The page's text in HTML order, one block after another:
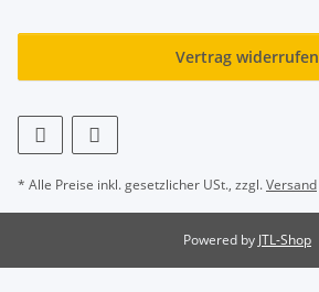
Vertrag widerrufen
* Alle Preise inkl. gesetzlicher USt., zzgl.Versand
Powered by JTL-Shop